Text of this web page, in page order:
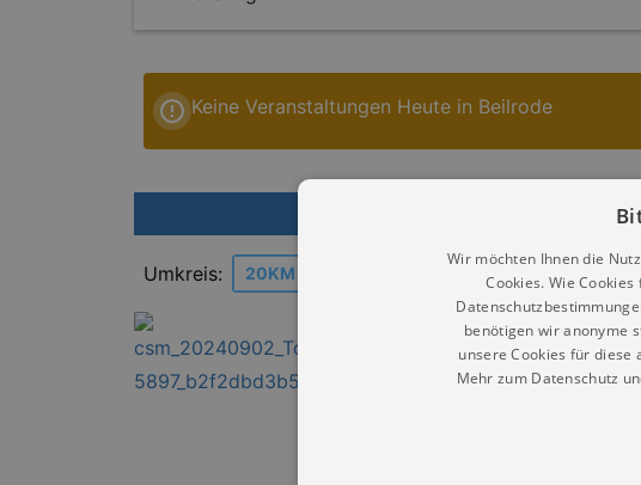
Keine Veranstaltungen Heute in Beilrode
Weitere
Umkreis: 20KM
Ausstellungen
Mut und
Ausstellung im
Wir möchten Ihnen die
Cookies. Wie
benötigen wir anonyme
unsere Cookies für diese
Mehr zum Datenschutz